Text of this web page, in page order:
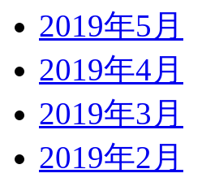
2019年5月
2019年4月
2019年3月
2019年2月